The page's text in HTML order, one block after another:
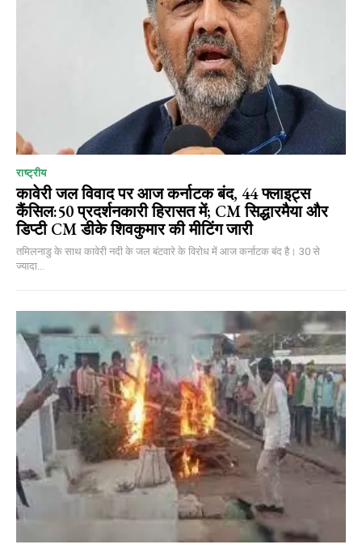
राष्ट्रीय
कावेरी जल विवाद पर आज कर्नाटक बंद, 44 फ्लाइट्स
कैंसिल:50 प्रदर्शनकारी हिरासत में; CM सिद्धारमैया और
डिप्टी CM डीके शिवकुमार की मीटिंग जारी
तमिलनाडु के साथ कावेरी नदी के जल बंटवारे के विरोध में आज कर्नाटक बंद है। 30 से
ज्यादा...